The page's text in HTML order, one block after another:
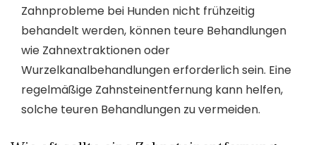
Zahnprobleme bei Hunden nicht frühzeitig
behandelt werden, können teure Behandlungen
wie Zahnextraktionen oder
Wurzelkanalbehandlungen erforderlich sein. Eine
regelmäßige Zahnsteinentfernung kann helfen,
solche teuren Behandlungen zu vermeiden.